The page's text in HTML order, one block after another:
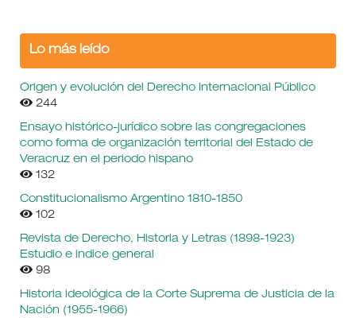
Lo más leído
Origen y evolución del Derecho Internacional Público
244
Ensayo histórico-jurídico sobre las congregaciones
como forma de organización territorial del Estado de
Veracruz en el periodo hispano
132
Constitucionalismo Argentino 1810-1850
102
Revista de Derecho, Historia y Letras (1898-1923)
Estudio e indice general
98
Historia ideológica de la Corte Suprema de Justicia de la
Nación (1955-1966)